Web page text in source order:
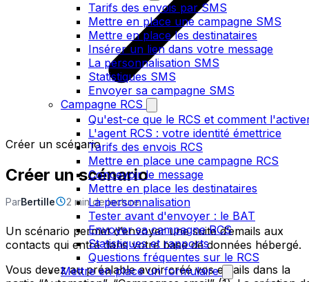
Tarifs des envois par SMS
Mettre en place une campagne SMS
Mettre en place les destinataires
Insérer un lien dans votre message
La personnalisation SMS
Statistiques SMS
Envoyer sa campagne SMS
Campagne RCS
Qu'est-ce que le RCS et comment
L'agent RCS : votre identité émettrice
Tarifs des envois RCS
Mettre en place une campagne RCS
Concevoir le message
Mettre en place les destinataires
La personnalisation
Tester avant d'envoyer : le BAT
Envoyer sa campagne RCS
Statistiques et rapports
Questions fréquentes sur le RCS
Mettre en place un formulaire
Créer un scénario
Créer un scénario
ParBertille 2 min de lecture
Un scénario permet d’envoyer une suite d’emails aux
contacts qui entre dans votre base de données hébergé.
Vous devez au préalable avoir créé vos emails dans la